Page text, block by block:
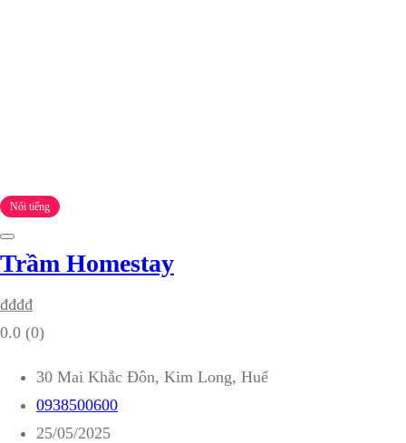
Nổi tiếng
Trầm Homestay
₫₫₫₫
0.0 (0)
30 Mai Khắc Đôn, Kim Long, Huế
0938500600
25/05/2025